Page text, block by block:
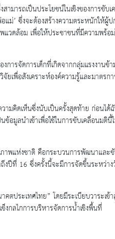
มารถเป็นประโยชน์ในเชิงของการขับ
ม่’ ซึ่งจะต้องสร้างความตระหนักให้ผู้
วดล้อม เพื่อให้ประชาชนที่มีความพร้อ
ารจัดการเด็กที่เกิดจากกลุ่มแรงงาน
เพื่อสังเคราะห์องค์ความรู้และมาตร
มคิดเห็นซึ่งนับเป็นครั้งสุดท้าย ก่อนไ
ลนำเข้าเพื่อใช้ในการขับเคลื่อนมตินี้ใ
แห่งชาติ คือกระบวนการพัฒนาและขั
งปีที่ 16 ซึ่งครั้งนี้จะมีการจัดขึ้นระหว่
ประเทศไทย” โดยมีระเบียบวาระเ
งกลไกการบริหารจัดการน้ำเชิงพื้นที่